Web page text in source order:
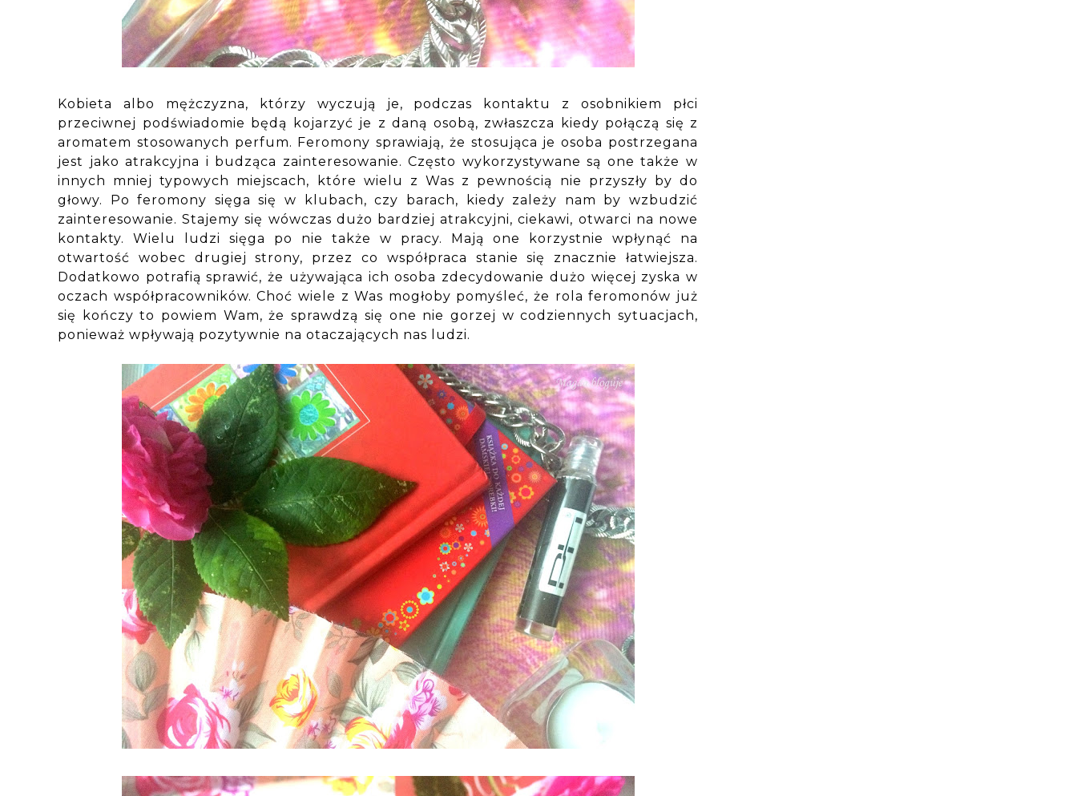
Kobieta albo mężczyzna, którzy wyczują je, podczas kontaktu z osobnikiem płci
przeciwnej podświadomie będą kojarzyć je z daną osobą, zwłaszcza kiedy połączą się z
aromatem stosowanych perfum. Feromony sprawiają, że stosująca je osoba postrzegana
jest jako atrakcyjna i budząca zainteresowanie. Często wykorzystywane są one także w
innych mniej typowych miejscach, które wielu z Was z pewnością nie przyszły by do
głowy. Po feromony sięga się w klubach, czy barach, kiedy zależy nam by wzbudzić
zainteresowanie. Stajemy się wówczas dużo bardziej atrakcyjni, ciekawi, otwarci na nowe
kontakty. Wielu ludzi sięga po nie także w pracy. Mają one korzystnie wpłynąć na
otwartość wobec drugiej strony, przez co współpraca stanie się znacznie łatwiejsza.
Dodatkowo potrafią sprawić, że używająca ich osoba zdecydowanie dużo więcej zyska w
oczach współpracowników. Choć wiele z Was mogłoby pomyśleć, że rola feromonów już
się kończy to powiem Wam, że sprawdzą się one nie gorzej w codziennych sytuacjach,
ponieważ wpływają pozytywnie na otaczających nas ludzi.